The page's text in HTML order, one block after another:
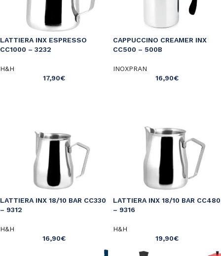
LATTIERA INX ESPRESSO
CC1000 – 3232
H&H
17,90€
CAPPUCCINO CREAMER INX
CC500 – 500B
INOXPRAN
16,90€
LATTIERA INX 18/10 BAR CC330
– 9312
H&H
16,90€
LATTIERA INX 18/10 BAR CC480
– 9316
H&H
19,90€